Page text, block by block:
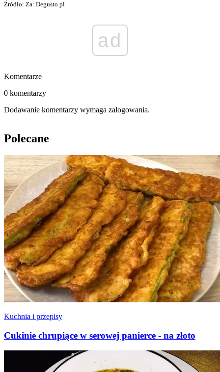
Źródło: Za: Degusto.pl
ad
Komentarze
0 komentarzy
Dodawanie komentarzy wymaga zalogowania.
Polecane
Kuchnia i przepisy
Cukinie chrupiące w serowej panierce - na złoto